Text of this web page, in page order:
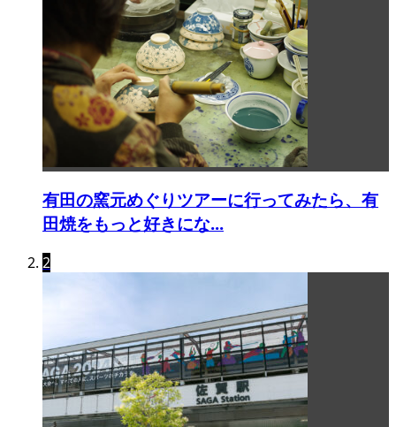
有田の窯元めぐりツアーに行ってみたら、有
田焼をもっと好きにな...
2